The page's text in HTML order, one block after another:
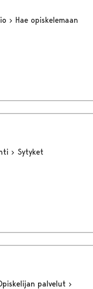
Hae opiskelemaan
Sytyket
palvelut